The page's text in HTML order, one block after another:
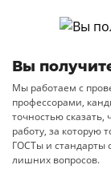
Вы
Мы работаем с
профессорами,
точностью
работу, за которую
ГОСТы и стандарты
лишних вопросов.